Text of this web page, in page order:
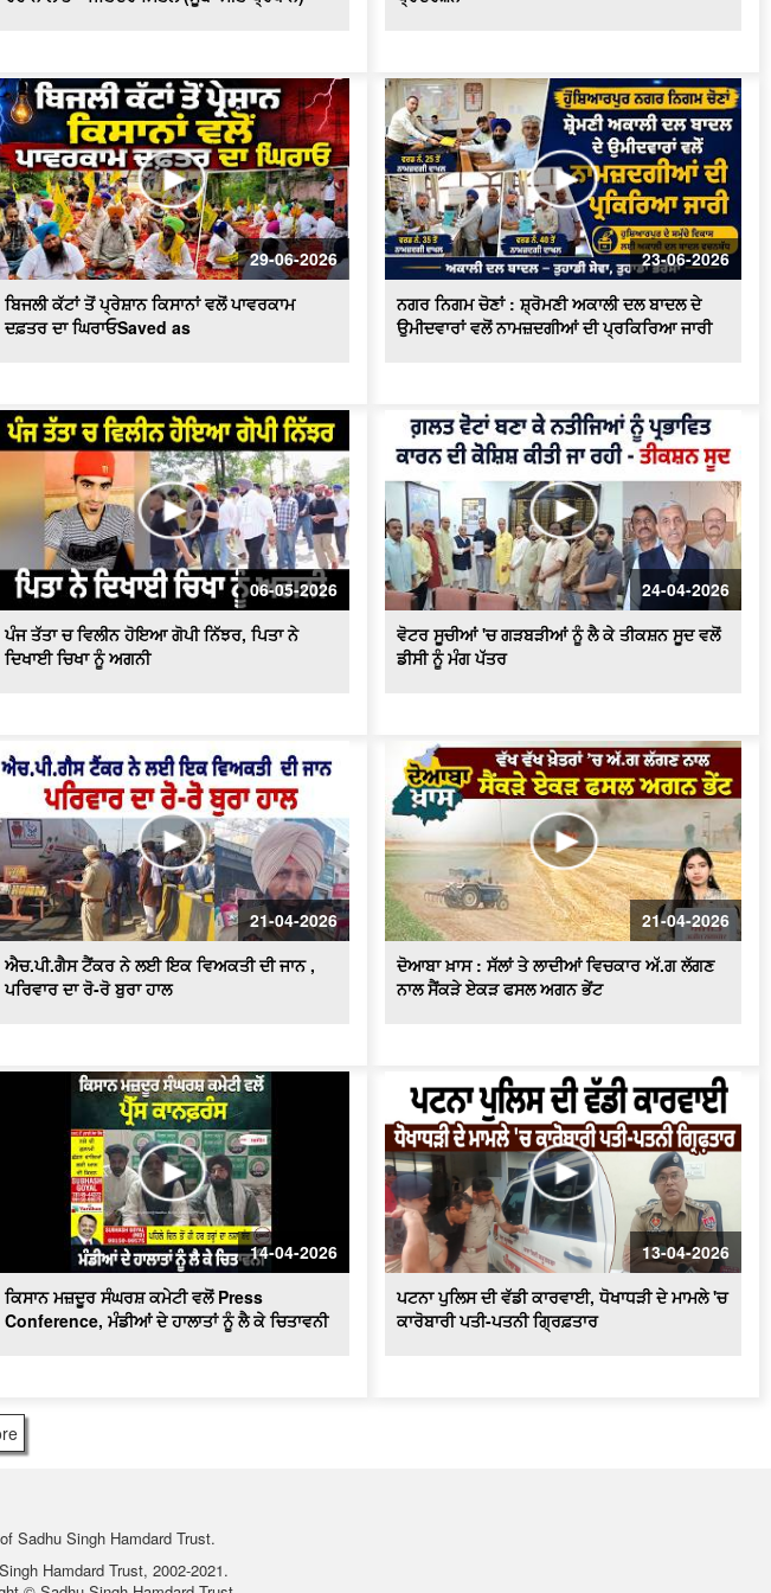
ਵੋਟਰ ਸੂਚੀਆਂ 'ਚ ਗੜਬੜੀਆਂ ਨੂੰ ਲੈ ਕੇ ਤੀਕਸ਼ਨ
ਟਰਾਂਸਫਾਰਮਰ ਵਿਚ ਸ਼ਾਰਟ ਸਰਕਟ ਹੋਣ ਕਾਰਨ
ਲੱਗੀ ਭਿਆਨਕ ਅੱਗ
ਦੋਆਬਾ ਖ਼ਾਸ - ਕੁਦਰਤ ਨਾਲ ਵਿਰੋਧ ਮਨੁੱਖ ਲਈ
ਖ਼ਤਰਨਾਕ : ਸੰਤ ਸੀਚੇਵਾਲ
ਐਚ.ਪੀ.ਗੈਸ ਟੈਂਕਰ ਨੇ ਲਈ ਇਕ ਵਿਅਕਤੀ ਦੀ
ਜਾਨ , ਪਰਿਵਾਰ ਦਾ ਰੋ-ਰੋ ਬੁਰਾ ਹਾਲ
ਦੋਆਬਾ ਖ਼ਾਸ : ਸੱਲਾਂ ਤੇ ਲਾਦੀਆਂ ਵਿਚਕਾਰ
ਅੱ.ਗ ਲੱਗਣ ਨਾਲ ਸੈਂਕੜੇ ਏਕੜ ਫਸਲ ਅਗਨ
ਆਗੂਆਂ ਨੂੰ ਘਰਾਂ 'ਚ ਨਜ਼ਰਬੰਦ ਕਾਰਨ 'ਤੇ ਭੜਕੇ
ਕਿਸਾਨ , ਕੀਤਾ ਰੋਸ ਪ੍ਰਦਰਸ਼ਨ
ਕਿਸਾਨ ਮਜ਼ਦੂਰ ਸੰਘਰਸ਼ ਕਮੇਟੀ ਵਲੋਂ Press
Conference, ਮੰਡੀਆਂ ਦੇ ਹਾਲਾਤਾਂ ਨੂੰ ਲੈ ਕੇ
ਚਿਤਾਵਨੀ
ਪਟਨਾ ਪੁਲਿਸ ਦੀ ਵੱਡੀ ਕਾਰਵਾਈ, ਧੋਖਾਧੜੀ ਦੇ
ਮਾਮਲੇ 'ਚ ਕਾਰੋਬਾਰੀ ਪਤੀ-ਪਤਨੀ ਗ੍ਰਿਫ਼ਤਾਰ
29-06-2026
ਬਿਜਲੀ ਕੱਟਾਂ ਤੋਂ ਪ੍ਰੇਸ਼ਾਨ ਕਿਸਾਨਾਂ ਵਲੋਂ ਪਾਵਰਕਾਮ
ਦਫ਼ਤਰ ਦਾ ਘਿਰਾਓSaved as
23-06-2026
ਨਗਰ ਨਿਗਮ ਚੋਣਾਂ : ਸ਼੍ਰੋਮਣੀ ਅਕਾਲੀ ਦਲ ਬਾਦਲ ਦੇ
ਉਮੀਦਵਾਰਾਂ ਵਲੋਂ ਨਾਮਜ਼ਦਗੀਆਂ ਦੀ ਪ੍ਰਕਿਰਿਆ ਜਾਰੀ
06-05-2026
ਪੰਜ ਤੱਤਾ ਚ ਵਿਲੀਨ ਹੋਇਆ ਗੋਪੀ ਨਿੱਝਰ, ਪਿਤਾ ਨੇ
ਦਿਖਾਈ ਚਿਖਾ ਨੂੰ ਅਗਨੀ
24-04-2026
ਵੋਟਰ ਸੂਚੀਆਂ 'ਚ ਗੜਬੜੀਆਂ ਨੂੰ ਲੈ ਕੇ ਤੀਕਸ਼ਨ ਸੂਦ ਵਲੋਂ
ਡੀਸੀ ਨੂੰ ਮੰਗ ਪੱਤਰ
21-04-2026
ਐਚ.ਪੀ.ਗੈਸ ਟੈਂਕਰ ਨੇ ਲਈ ਇਕ ਵਿਅਕਤੀ ਦੀ ਜਾਨ ,
ਪਰਿਵਾਰ ਦਾ ਰੋ-ਰੋ ਬੁਰਾ ਹਾਲ
21-04-2026
ਦੋਆਬਾ ਖ਼ਾਸ : ਸੱਲਾਂ ਤੇ ਲਾਦੀਆਂ ਵਿਚਕਾਰ ਅੱ.ਗ ਲੱਗਣ
ਨਾਲ ਸੈਂਕੜੇ ਏਕੜ ਫਸਲ ਅਗਨ ਭੇਂਟ
14-04-2026
ਕਿਸਾਨ ਮਜ਼ਦੂਰ ਸੰਘਰਸ਼ ਕਮੇਟੀ ਵਲੋਂ Press
Conference, ਮੰਡੀਆਂ ਦੇ ਹਾਲਾਤਾਂ ਨੂੰ ਲੈ ਕੇ ਚਿਤਾਵਨੀ
13-04-2026
ਪਟਨਾ ਪੁਲਿਸ ਦੀ ਵੱਡੀ ਕਾਰਵਾਈ, ਧੋਖਾਧੜੀ ਦੇ ਮਾਮਲੇ 'ਚ
ਕਾਰੋਬਾਰੀ ਪਤੀ-ਪਤਨੀ ਗ੍ਰਿਫ਼ਤਾਰ
Sadhu Singh Hamdard Trust.
Hamdard Trust, 2002-2021.